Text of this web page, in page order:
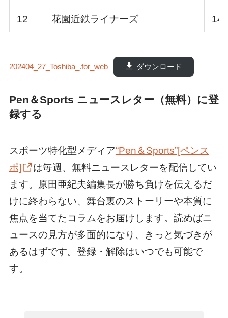
12 花園近鉄ライナーズ 14
202404_27_Toshiba_.for_web ダウンロード
Pen＆Sports ニュースレター（無料）に登
録する
スポーツ特化型メディア“Pen＆Sports”[ペンス
ポ]
は毎週、無料ニュースレターを配信してい
ます。原田亜紀夫編集長が勝ち負けを伝えるだ
けに終わらない、舞台裏のストーリーや本質に
焦点を当てたコラムをお届けします。読めばニ
ュースの見方が多面的になり、きっと気づきが
あるはずです。登録・解除はいつでも可能で
す。